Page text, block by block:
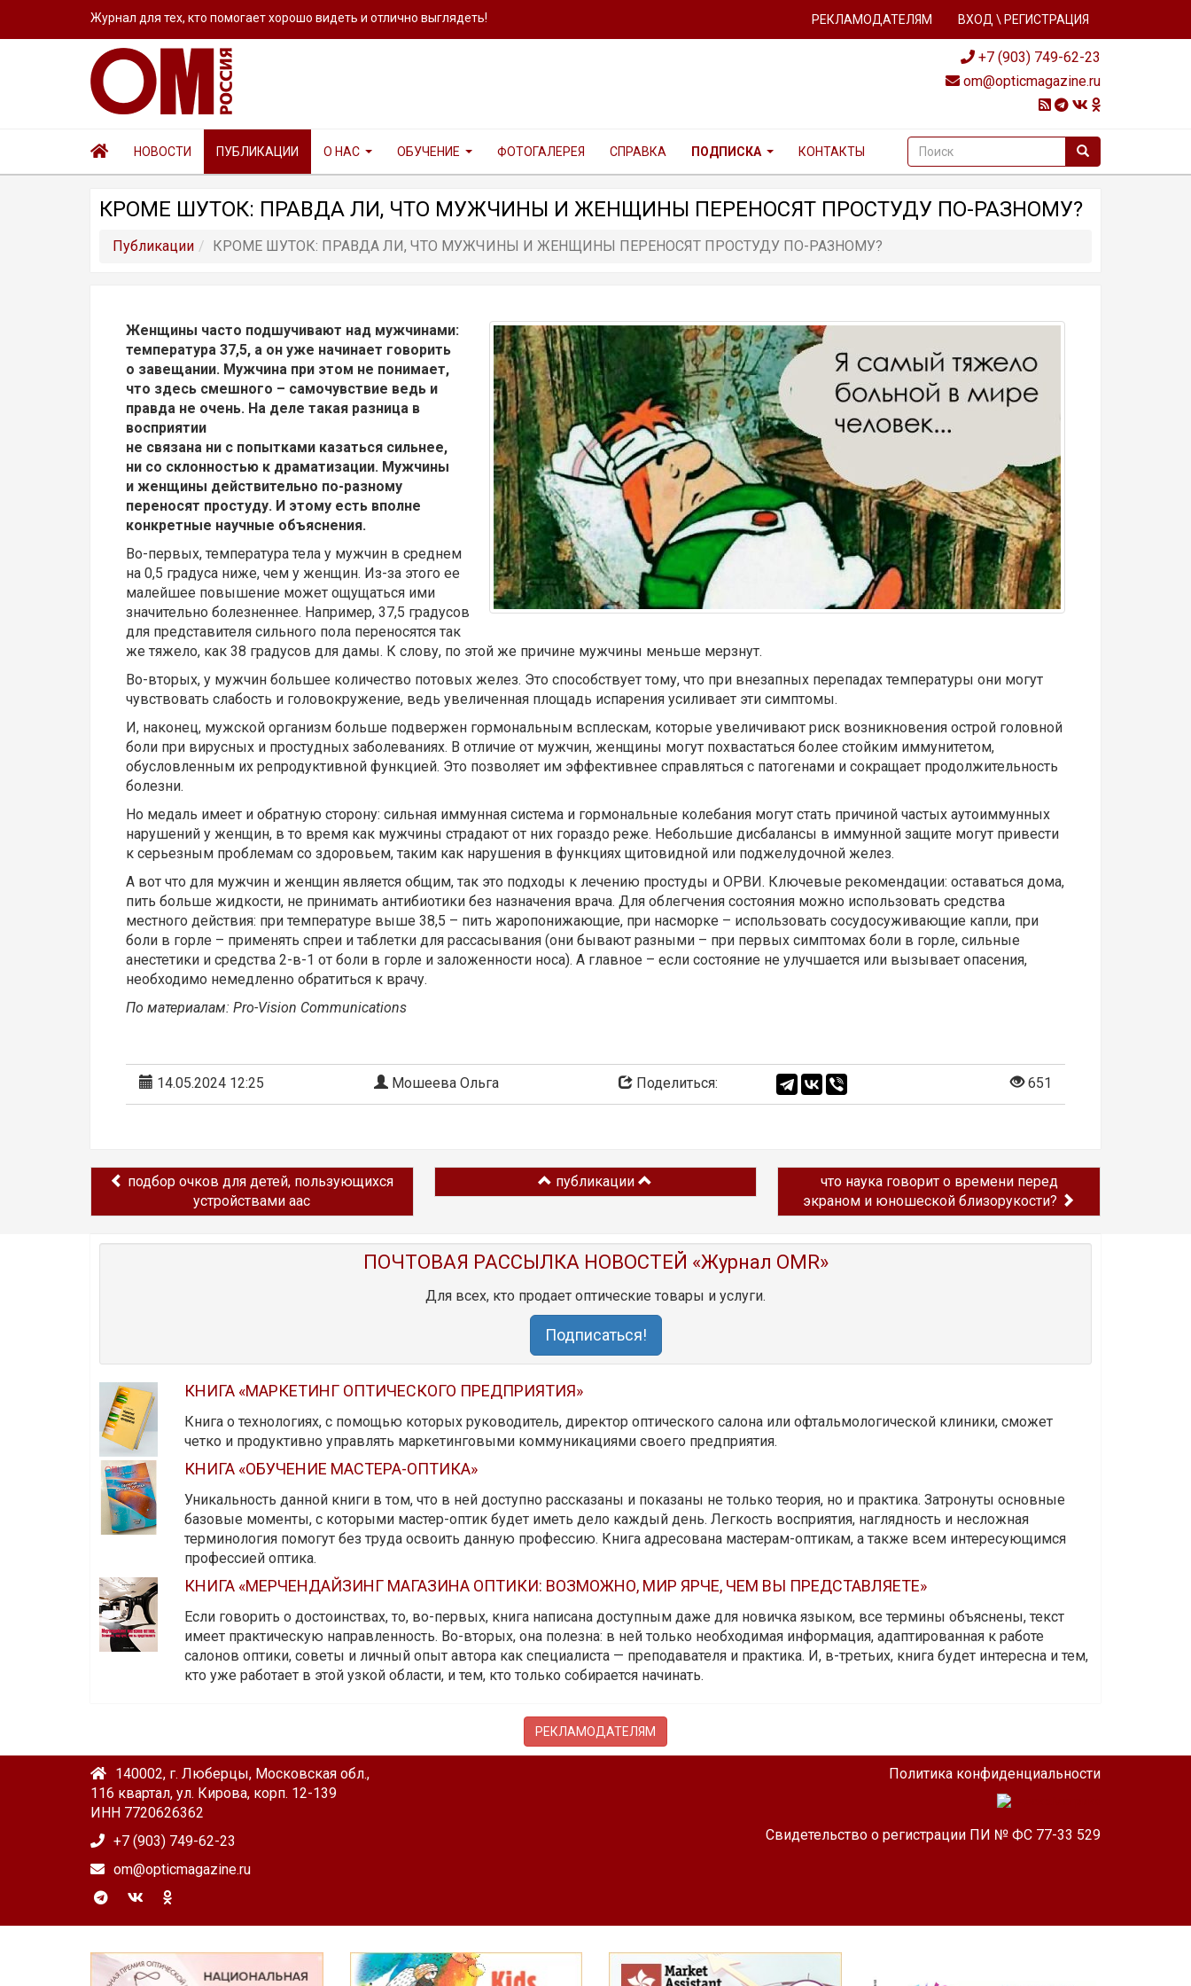
Журнал для тех, кто помогает хорошо видеть и отлично выглядеть! РЕКЛАМОДАТЕЛЯМ ВХОД \ РЕГИСТРАЦИЯ
+7 (903) 749-62-23
om@opticmagazine.ru
НОВОСТИ ПУБЛИКАЦИИ О НАС ОБУЧЕНИЕ ФОТОГАЛЕРЕЯ СПРАВКА ПОДПИСКА КОНТАКТЫ
КРОМЕ ШУТОК: ПРАВДА ЛИ, ЧТО МУЖЧИНЫ И ЖЕНЩИНЫ ПЕРЕНОСЯТ ПРОСТУДУ ПО-РАЗНОМУ?
Публикации КРОМЕ ШУТОК: ПРАВДА ЛИ, ЧТО МУЖЧИНЫ И ЖЕНЩИНЫ ПЕРЕНОСЯТ ПРОСТУДУ ПО-РАЗНОМУ?
Женщины часто подшучивают над мужчинами:
температура 37,5, а он уже начинает говорить
о завещании. Мужчина при этом не понимает,
что здесь смешного – самочувствие ведь и
правда не очень. На деле такая разница в
восприятии
не связана ни с попытками казаться сильнее,
ни со склонностью к драматизации. Мужчины
и женщины действительно по-разному
переносят простуду. И этому есть вполне
конкретные научные объяснения.
Во-первых, температура тела у мужчин в среднем
на 0,5 градуса ниже, чем у женщин. Из-за этого ее
малейшее повышение может ощущаться ими
значительно болезненнее. Например, 37,5 градусов
для представителя сильного пола переносятся так
же тяжело, как 38 градусов для дамы. К слову, по этой же причине мужчины меньше мерзнут.
Во-вторых, у мужчин большее количество потовых желез. Это способствует тому, что при внезапных перепадах температуры они могут
чувствовать слабость и головокружение, ведь увеличенная площадь испарения усиливает эти симптомы.
И, наконец, мужской организм больше подвержен гормональным всплескам, которые увеличивают риск возникновения острой головной
боли при вирусных и простудных заболеваниях. В отличие от мужчин, женщины могут похвастаться более стойким иммунитетом,
обусловленным их репродуктивной функцией. Это позволяет им эффективнее справляться с патогенами и сокращает продолжительность
болезни.
Но медаль имеет и обратную сторону: сильная иммунная система и гормональные колебания могут стать причиной частых аутоиммунных
нарушений у женщин, в то время как мужчины страдают от них гораздо реже. Небольшие дисбалансы в иммунной защите могут привести
к серьезным проблемам со здоровьем, таким как нарушения в функциях щитовидной или поджелудочной желез.
А вот что для мужчин и женщин является общим, так это подходы к лечению простуды и ОРВИ. Ключевые рекомендации: оставаться дома,
пить больше жидкости, не принимать антибиотики без назначения врача. Для облегчения состояния можно использовать средства
местного действия: при температуре выше 38,5 – пить жаропонижающие, при насморке – использовать сосудосуживающие капли, при
боли в горле – применять спреи и таблетки для рассасывания (они бывают разными – при первых симптомах боли в горле, сильные
анестетики и средства 2-в-1 от боли в горле и заложенности носа). А главное – если состояние не улучшается или вызывает опасения,
необходимо немедленно обратиться к врачу.
По материалам: Pro-Vision Communications
14.05.2024 12:25 Мошеева Ольга Поделиться: 651
подбор очков для детей, пользующихся
устройствами aac
публикации
что наука говорит о времени перед
экраном и юношеской близорукости?
ПОЧТОВАЯ РАССЫЛКА НОВОСТЕЙ «Журнал OMR»
Для всех, кто продает оптические товары и услуги.
Подписаться!
КНИГА «МАРКЕТИНГ ОПТИЧЕСКОГО ПРЕДПРИЯТИЯ»
Книга о технологиях, с помощью которых руководитель, директор оптического салона или офтальмологической клиники, сможет
четко и продуктивно управлять маркетинговыми коммуникациями своего предприятия.
КНИГА «ОБУЧЕНИЕ МАСТЕРА-ОПТИКА»
Уникальность данной книги в том, что в ней доступно рассказаны и показаны не только теория, но и практика. Затронуты основные
базовые моменты, с которыми мастер-оптик будет иметь дело каждый день. Легкость восприятия, наглядность и несложная
терминология помогут без труда освоить данную профессию. Книга адресована мастерам-оптикам, а также всем интересующимся
профессией оптика.
КНИГА «МЕРЧЕНДАЙЗИНГ МАГАЗИНА ОПТИКИ: ВОЗМОЖНО, МИР ЯРЧЕ, ЧЕМ ВЫ ПРЕДСТАВЛЯЕТЕ»
Если говорить о достоинствах, то, во-первых, книга написана доступным даже для новичка языком, все термины объяснены, текст
имеет практическую направленность. Во-вторых, она полезна: в ней только необходимая информация, адаптированная к работе
салонов оптики, советы и личный опыт автора как специалиста — преподавателя и практика. И, в-третьих, книга будет интересна и тем,
кто уже работает в этой узкой области, и тем, кто только собирается начинать.
РЕКЛАМОДАТЕЛЯМ
140002, г. Люберцы, Московская обл.,
116 квартал, ул. Кирова, корп. 12-139
ИНН 7720626362
+7 (903) 749-62-23
om@opticmagazine.ru
Политика конфиденциальности
Свидетельство о регистрации ПИ № ФС 77-33 529